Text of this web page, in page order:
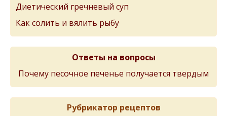
Диетический гречневый суп
Как солить и вялить рыбу
Ответы на вопросы
Почему песочное печенье получается твердым
Рубрикатор рецептов